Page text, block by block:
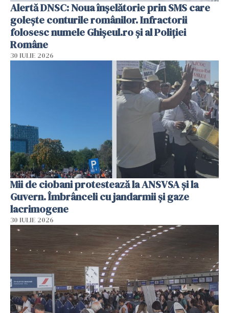
Alertă DNSC: Noua înșelătorie prin SMS care
golește conturile românilor. Infractorii
folosesc numele Ghișeul.ro și al Poliției
Române
30 IULIE 2026
Mii de ciobani protestează la ANSVSA și la
Guvern. Îmbrânceli cu jandarmii și gaze
lacrimogene
30 IULIE 2026